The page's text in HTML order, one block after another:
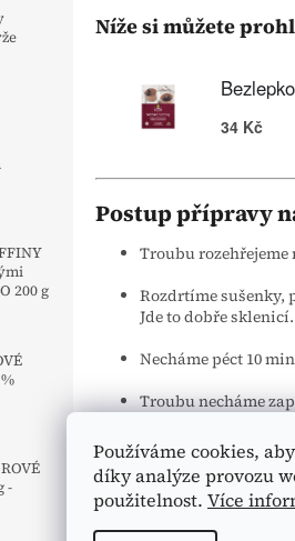
Používáme cookies,
díky analýze provozu
použitelnost. Více
200 g
-
Níže si můžete
Postup přípravy
Troubu rozehřejeme
Rozdrtíme sušenky,
Jde to dobře sklenicí.
Necháme péct 10
Troubu necháme
Do robotu si dáme
Dále přidáme cukr
Do sýrové hmoty